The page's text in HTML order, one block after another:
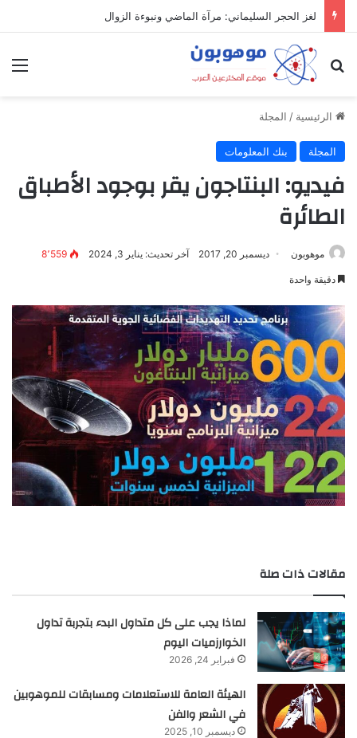
بحث عن
الرئيسية / المجلة
المجلة بنك المعلومات
فيديو: البنتاجون يقر بوجود الأطباق
الطائرة
موهوبون ديسمبر 20, 2017 آخر تحديث: يناير 3, 2024 8٬559
دقيقة واحدة
مقالات ذات صلة
لماذا يجب على كل متداول البدء بتجربة تداول
الخوارزميات اليوم
فبراير 24, 2026
الهيئة العامة للاستعلامات ومسابقات للموهوبين
في الشعر والفن
ديسمبر 10, 2025